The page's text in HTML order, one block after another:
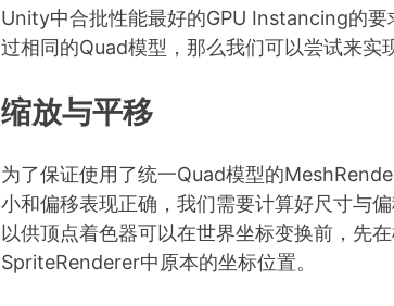
Unity中合批性能最好的GPU Instancing的
过相同的Quad模型，那么我们可以尝试来
缩放与平移
为了保证使用了统一Quad模型的
小和偏移表现正确，我们需要计算好尺寸与
以供顶点着色器可以在世界坐标变换前，先
SpriteRenderer中原本的坐标位置。